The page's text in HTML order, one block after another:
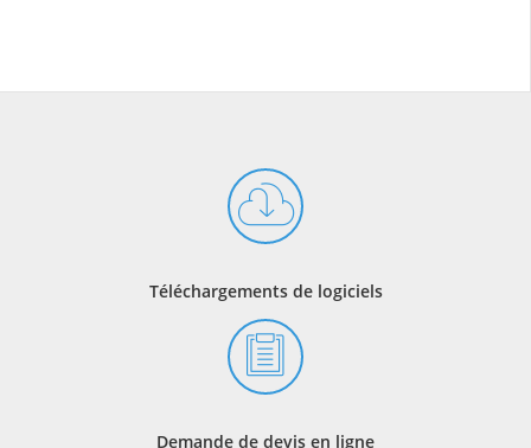
Téléchargements de logiciels
Demande de devis en ligne